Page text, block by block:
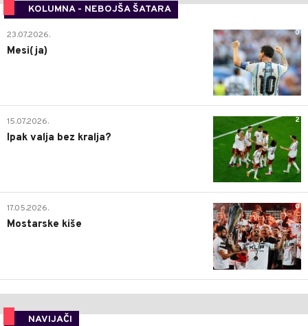
KOLUMNA - NEBOJŠA ŠATARA
0
23.07.2026.
Mesi(ja)
2
15.07.2026.
Ipak valja bez kralja?
0
17.05.2026.
Mostarske kiše
NAVIJAČI